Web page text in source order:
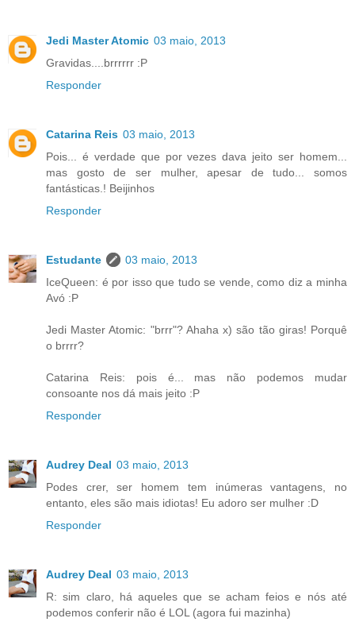
Jedi Master Atomic 03 maio, 2013
Gravidas....brrrrrr :P
Responder
Catarina Reis 03 maio, 2013
Pois... é verdade que por vezes dava jeito ser homem...
mas gosto de ser mulher, apesar de tudo... somos
fantásticas.! Beijinhos
Responder
Estudante
03 maio, 2013
IceQueen: é por isso que tudo se vende, como diz a minha
Avó :P
Jedi Master Atomic: "brrr"? Ahaha x) são tão giras! Porquê
o brrrr?
Catarina Reis: pois é... mas não podemos mudar
consoante nos dá mais jeito :P
Responder
Audrey Deal 03 maio, 2013
Podes crer, ser homem tem inúmeras vantagens, no
entanto, eles são mais idiotas! Eu adoro ser mulher :D
Responder
Audrey Deal 03 maio, 2013
R: sim claro, há aqueles que se acham feios e nós até
podemos conferir não é LOL (agora fui mazinha)